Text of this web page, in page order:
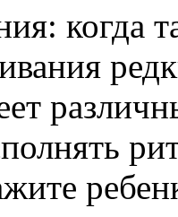
когда